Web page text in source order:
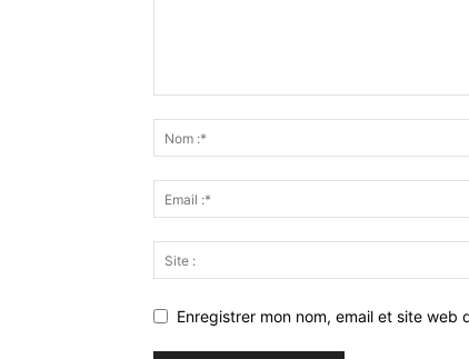
Enregistrer mon nom, email et site